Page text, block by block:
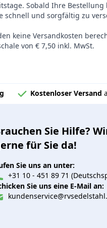
Sobald Ihre
schnell und sorgfältig zu
keine Versandkosten
von € 7,50 inkl. MwSt.
Kostenloser Versand
Sie Hilfe?
für Sie da!
Sie uns an unter:
+31 10 - 451 89 71
Sie uns eine E-Mail an: